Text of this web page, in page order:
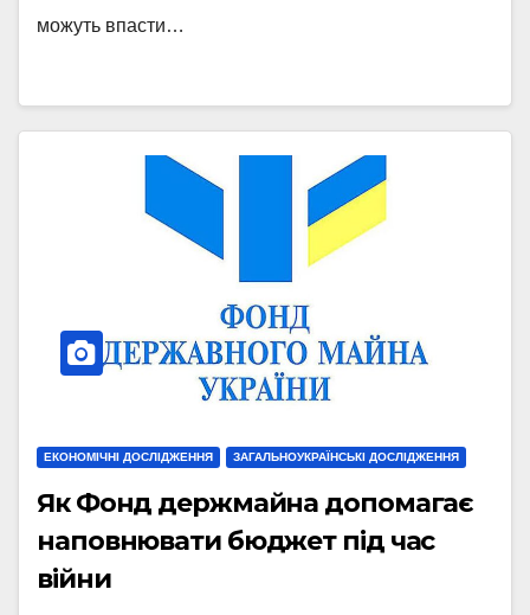
можуть впасти…
ЕКОНОМІЧНІ ДОСЛІДЖЕННЯ ЗАГАЛЬНОУКРАЇНСЬКІ ДОСЛІДЖЕННЯ
Як Фонд держмайна допомагає
наповнювати бюджет під час
війни